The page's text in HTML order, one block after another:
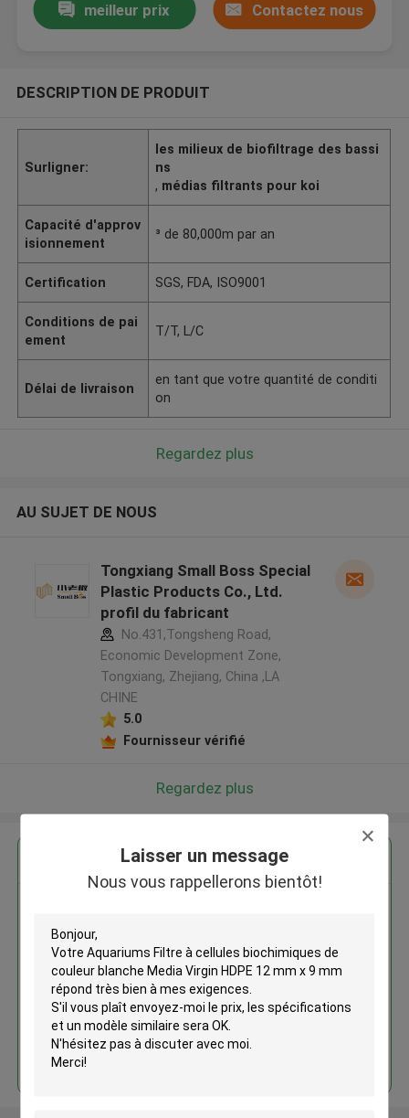
Laisser un message
Nous vous rappellerons bientôt!
meilleur prix Contactez nous
DESCRIPTION DE PRODUIT
Surligner:
les milieux de biofiltrage des bassi
ns
, médias filtrants pour koi
Capacité d'approv
isionnement
³ de 80,000m par an
Certification SGS, FDA, ISO9001
Conditions de pai
ement
T/T, L/C
Délai de livraison
en tant que votre quantité de conditi
on
Regardez plus
AU SUJET DE NOUS
Tongxiang Small Boss Special
Plastic Products Co., Ltd.
profil du fabricant
No.431,Tongsheng Road,
Economic Development Zone,
Tongxiang, Zhejiang, China ,LA
CHINE
5.0
Fournisseur vérifié
Regardez plus
Media Virgin HDPE 12 mm x 9
mm
Continuer